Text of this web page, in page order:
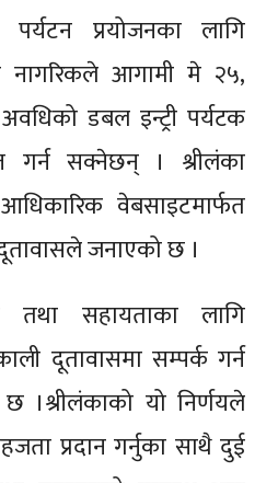
प्रयोजनका लागि
नागरिकले आगामी मे २५,
डबल इन्ट्री पर्यटक
गर्न सक्नेछन् । श्रीलंका
वेबसाइटमार्फत
जनाएको छ ।
सहायताका लागि
दूतावासमा सम्पर्क गर्न
।श्रीलंकाको यो निर्णयले
प्रदान गर्नुका साथै दुई